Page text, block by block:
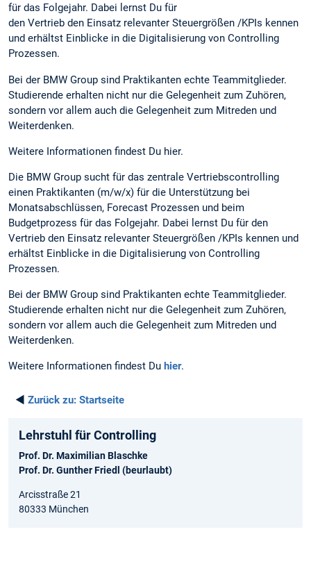
für das Folgejahr. Dabei lernst Du für
den Vertrieb den Einsatz relevanter Steuergrößen /KPIs kennen
und erhältst Einblicke in die Digitalisierung von Controlling
Prozessen.
Bei der BMW Group sind Praktikanten echte Teammitglieder.
Studierende erhalten nicht nur die Gelegenheit zum Zuhören,
sondern vor allem auch die Gelegenheit zum Mitreden und
Weiterdenken.
Weitere Informationen findest Du hier.
Die BMW Group sucht für das zentrale Vertriebscontrolling
einen Praktikanten (m/w/x) für die Unterstützung bei
Monatsabschlüssen, Forecast Prozessen und beim
Budgetprozess für das Folgejahr. Dabei lernst Du für den
Vertrieb den Einsatz relevanter Steuergrößen /KPIs kennen und
erhältst Einblicke in die Digitalisierung von Controlling
Prozessen.
Bei der BMW Group sind Praktikanten echte Teammitglieder.
Studierende erhalten nicht nur die Gelegenheit zum Zuhören,
sondern vor allem auch die Gelegenheit zum Mitreden und
Weiterdenken.
Weitere Informationen findest Du hier.
◄ Zurück zu: Startseite
Lehrstuhl für Controlling
Prof. Dr. Maximilian Blaschke
Prof. Dr. Gunther Friedl (beurlaubt)
Arcisstraße 21
80333 München